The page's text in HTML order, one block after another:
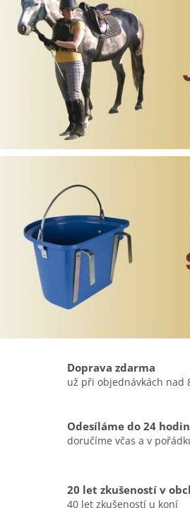
Doprava zdarma
už při objednávkách nad
Odesíláme do 24 hodin
doručíme včas a v
20 let zkušeností v
40 let zkušeností u koní